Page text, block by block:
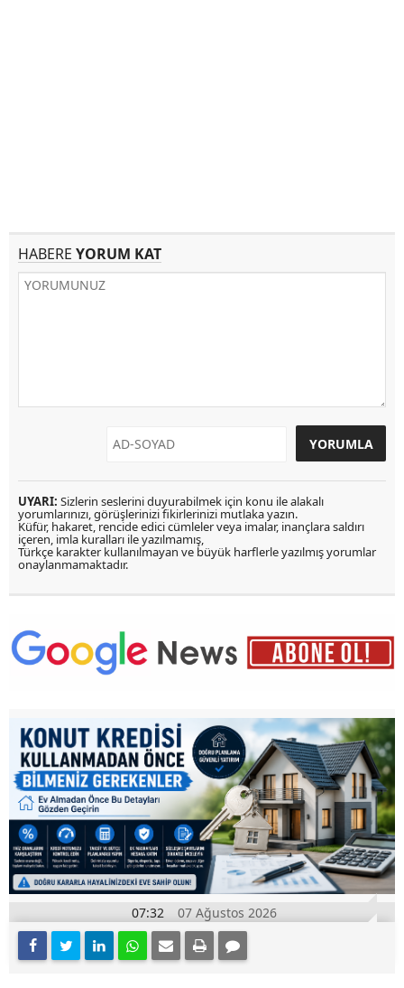
HABERE YORUM KAT
UYARI: Sizlerin seslerini duyurabilmek için konu ile alakalı
yorumlarınızı, görüşlerinizi fikirlerinizi mutlaka yazın.
Küfür, hakaret, rencide edici cümleler veya imalar, inançlara saldırı
içeren, imla kuralları ile yazılmamış,
Türkçe karakter kullanılmayan ve büyük harflerle yazılmış yorumlar
onaylanmamaktadır.
07:32 07 Ağustos 2026